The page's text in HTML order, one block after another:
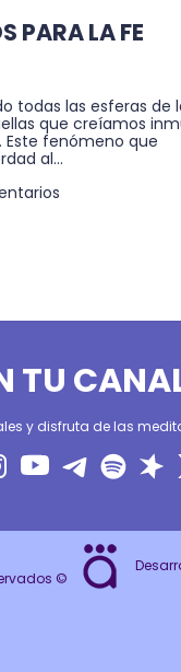
PARA LA FE
todas las esferas de
que creíamos
fenómeno que
al...
TU
y disfruta de las
©